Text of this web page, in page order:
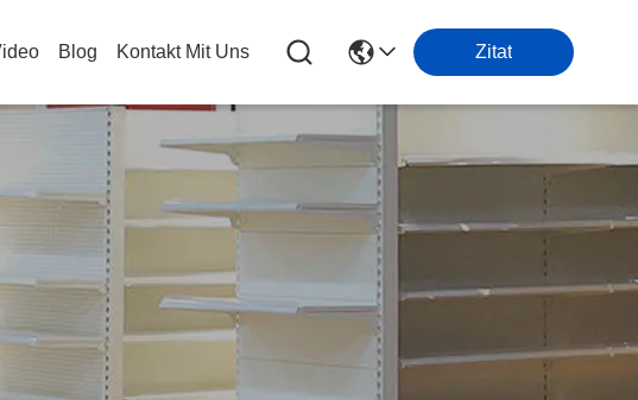
Blog Kontakt Mit Uns Zitat